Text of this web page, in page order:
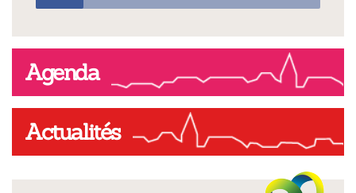
Agenda
Actualités